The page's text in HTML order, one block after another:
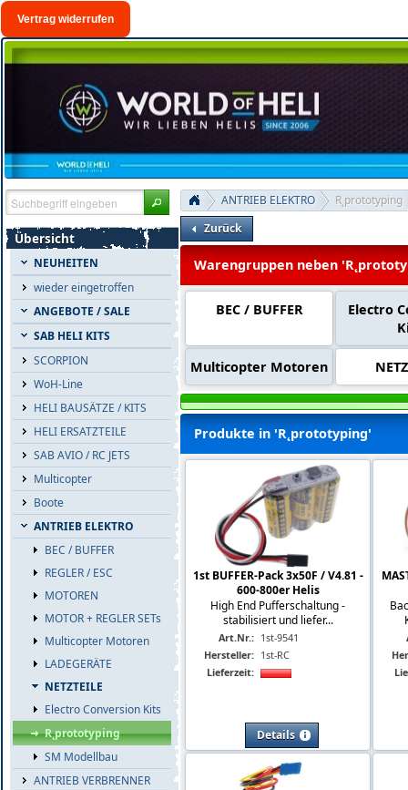
Vertrag widerrufen
Übersicht
NEUHEITEN
wieder eingetroffen
ANGEBOTE / SALE
SAB HELI KITS
SCORPION
WoH-Line
HELI BAUSÄTZE / KITS
HELI ERSATZTEILE
SAB AVIO / RC JETS
Multicopter
Boote
ANTRIEB ELEKTRO
BEC / BUFFER
REGLER / ESC
MOTOREN
MOTOR + REGLER SETs
Multicopter Motoren
LADEGERÄTE
NETZTEILE
Electro Conversion Kits
R˛prototyping
SM Modellbau
ANTRIEB VERBRENNER
ANTRIEB ELEKTRO
R˛prototyping
Zurück
Warengruppen neben
BEC / BUFFER
Electro
Multicopter Motoren
Produkte in 'R˛prototyping'
1st BUFFER-Pack 3x50F / V4.81 -
600-800er Helis
High End Pufferschaltung -
stabilisiert und liefer...
Art.Nr.: 1st-9541
Hersteller: 1st-RC
Lieferzeit:
Details